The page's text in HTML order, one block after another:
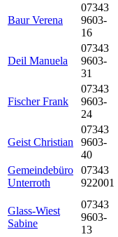
Baur Verena
07343
9603-
16
Deil Manuela
07343
9603-
31
Fischer Frank
07343
9603-
24
Geist Christian
07343
9603-
40
Gemeindebüro
Unterroth
07343
922001
Glass-Wiest
Sabine
07343
9603-
13